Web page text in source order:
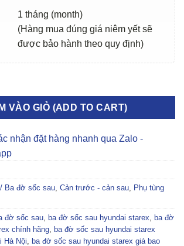
1 tháng (month)
(Hàng mua đúng giá niêm yết sẽ
được bảo hành theo quy định)
STAREX 2007-2016 | 866114H000
VÀO GIỎ (ADD TO CART)
nhận đặt hàng nhanh qua Zalo -
Ba đờ sốc sau Cản trước - cản sau Phụ tùng
đờ sốc sau ba đờ sốc sau hyundai starex ba đờ
chính hãng ba đờ sốc sau hyundai starex
Hà Nội ba đờ sốc sau hyundai starex giá bao